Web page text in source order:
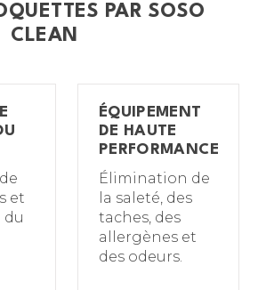
PAR SOSO
CLEAN
et
du
ÉQUIPEMENT
DE HAUTE
PERFORMANCE
Élimination de
la saleté, des
taches, des
allergènes et
des odeurs.